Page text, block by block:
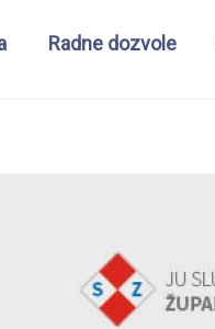
Radne dozvole